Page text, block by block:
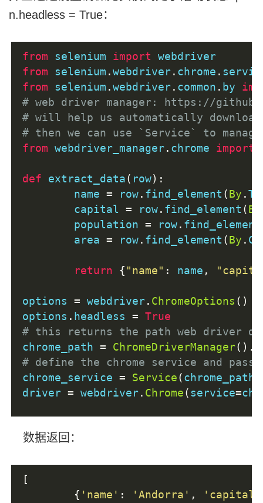
n.headless = True：
from selenium import webdriver
from selenium .webdriver. chrome .
from selenium .webdriver. common . by
# web driver manager: https://
# will help us automatically
# then we can use `Service` to
from webdriver_manager. chrome import
def extract_data( row):
	name
= row. find_element (By .
	capital
= row. find_element (By
	population
= row. find_element
	area
= row. find_element (By .
return { "name" : name ,
options = webdriver. ChromeOptions ()
options . headless = True
# this returns the path web driver
chrome_path = ChromeDriverManager().
# define the chrome service and
chrome_service = Service(chrome_path
driver = webdriver. Chrome(service=
countries
数据返回：
[
{ 'name' : 'Andorra' , 'capital'